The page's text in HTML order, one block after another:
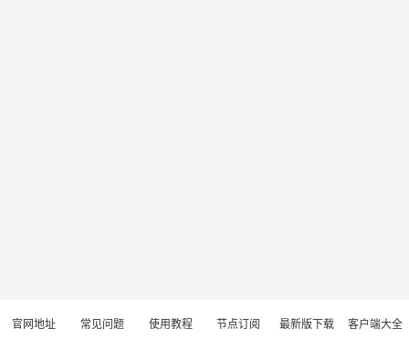
官网地址 常见问题 使用教程 节点订阅 最新版下载 客户端大全